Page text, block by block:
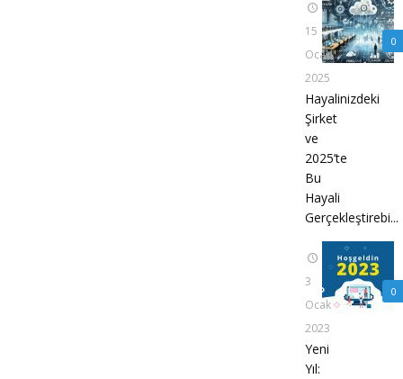
0
15
Ocak
2025
Hayalinizdeki
Şirket
ve
2025’te
Bu
Hayali
Gerçekleştirebi...
0
3
Ocak
2023
Yeni
Yıl: